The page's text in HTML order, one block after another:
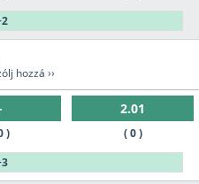
hozzá ››
)
2.01
( 0 )